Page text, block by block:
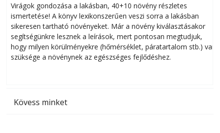
Virágok gondozása a lakásban, 40+10 növény részletes
ismertetése! A könyv lexikonszerűen veszi sorra a lakásban
sikeresen tart­ha­tó növényeket. Már a növény kiválasztásakor
segítségünkre lesznek a leírások, mert pontosan megtudjuk,
hogy milyen körülményekre (hőmérséklet, páratartalom stb.) van
szüksége a növénynek az egészséges fejlődéshez.
Kövess minket